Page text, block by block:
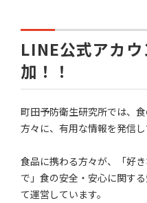
LINE公式アカ
加！！
町田予防衛生研究所では、
方々に、有用な情報を発信し
食品に携わる方々が、「好
で」食の安全・安心に関す
て運営しています。